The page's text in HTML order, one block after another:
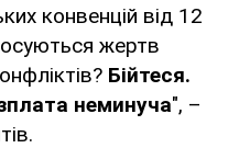
конвенцій від 12
жертв
Бійтеся.
неминуча", –